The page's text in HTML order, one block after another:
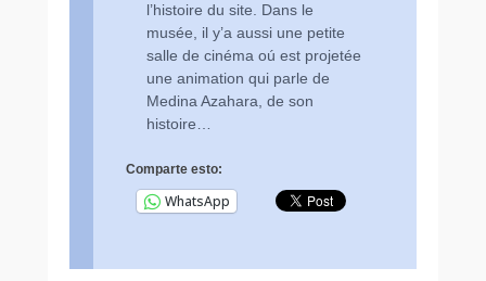
l’histoire du site. Dans le
musée, il y’a aussi une petite
salle de cinéma oú est projetée
une animation qui parle de
Medina Azahara, de son
histoire…
Comparte esto:
WhatsApp